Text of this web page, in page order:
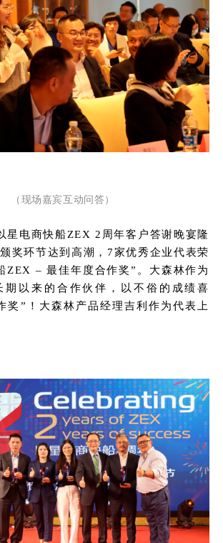
（现场嘉宾互动问答）
星电商快船ZEX 2周年客户答谢晚宴隆
奖环节达到高潮，7家优秀企业代表荣
ZEX – 最佳年度合作奖”。 大森林作为
期 以来的合作伙伴，
以不俗的成绩喜
奖 ” ！ 大森林产品经理吉利作为代表上